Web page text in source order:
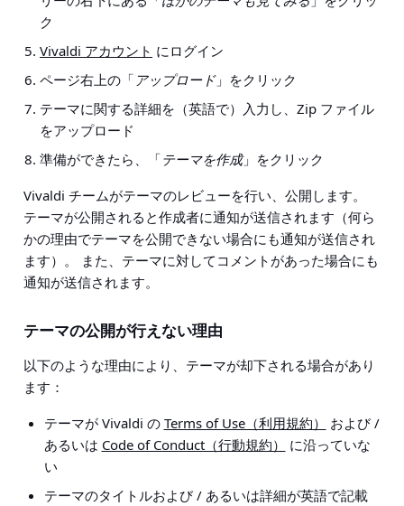
ク
Vivaldi アカウント にログイン
ページ右上の「 アップロード」をクリック
テーマに関する詳細を（英語で）入力し、Zip ファイル
をアップロード
準備ができたら、「テーマを作成」をクリック
Vivaldi チームがテーマのレビューを行い、公開します。
テーマが公開されると作成者に通知が送信されます（何ら
かの理由でテーマを公開できない場合にも通知が送信され
ます）。 また、テーマに対してコメントがあった場合にも
通知が送信されます。
テーマの公開が行えない理由
以下のような理由により、テーマが却下される場合があり
ます：
テーマが Vivaldi の Terms of Use（利用規約）
および /
あるいは Code of Conduct（行動規約）
に沿っていな
い
テーマのタイトルおよび / あるいは詳細が英語で記載